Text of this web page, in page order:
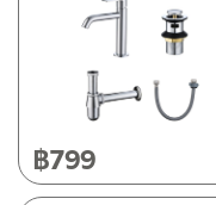
ดูรายละเอียดวัสดุแย
สแตนเลส
฿799